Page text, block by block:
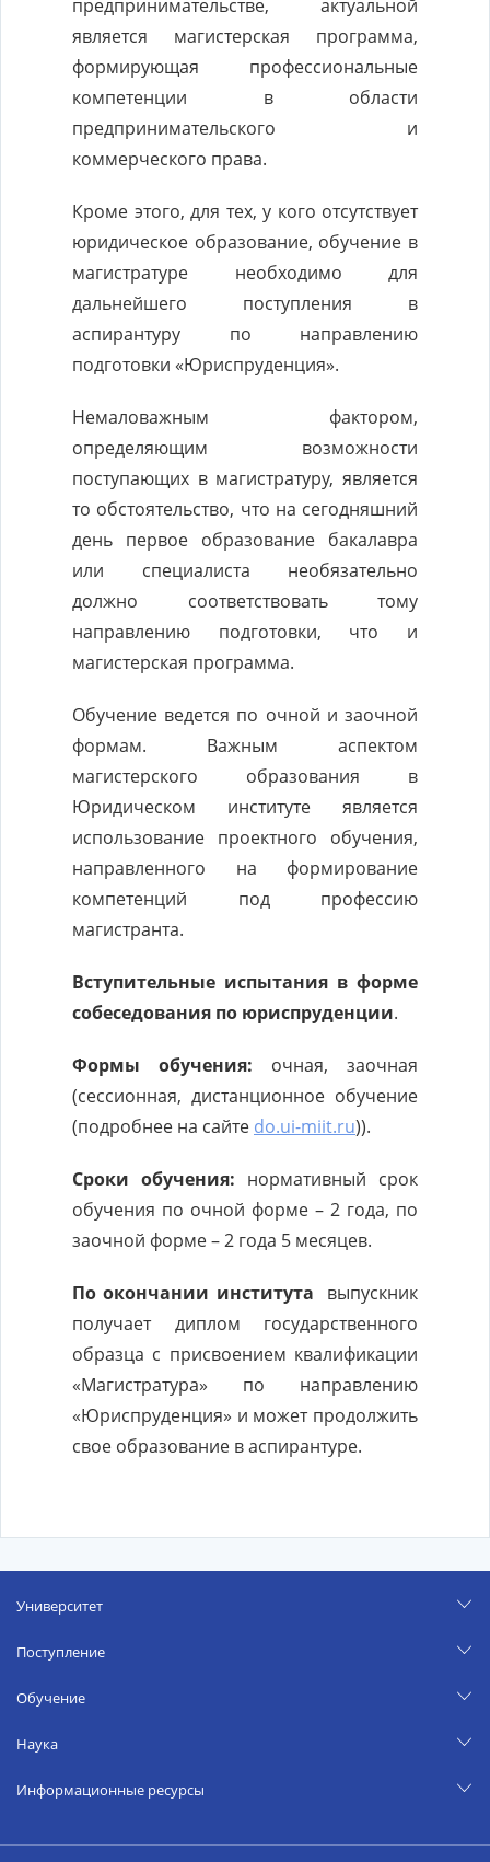
предпринимательстве, актуальной
является магистерская программа,
формирующая профессиональные
компетенции в области
предпринимательского и
коммерческого права.
Кроме этого, для тех, у кого отсутствует
юридическое образование, обучение в
магистратуре необходимо для
дальнейшего поступления в
аспирантуру по направлению
подготовки «Юриспруденция».
Немаловажным фактором,
определяющим возможности
поступающих в магистратуру, является
то обстоятельство, что на сегодняшний
день первое образование бакалавра
или специалиста необязательно
должно соответствовать тому
направлению подготовки, что и
магистерская программа.
Обучение ведется по очной и заочной
формам. Важным аспектом
магистерского образования в
Юридическом институте является
использование проектного обучения,
направленного на формирование
компетенций под профессию
магистранта.
Вступительные испытания в форме
собеседования по юриспруденции.
Формы обучения: очная, заочная
(сессионная, дистанционное обучение
(подробнее на сайте do.ui-miit.ru)).
Сроки обучения: нормативный срок
обучения по очной форме – 2 года, по
заочной форме – 2 года 5 месяцев.
По окончании института выпускник
получает диплом государственного
образца с присвоением квалификации
«Магистратура» по направлению
«Юриспруденция» и может продолжить
свое образование в аспирантуре.
Университет
Поступление
Обучение
Наука
Информационные ресурсы